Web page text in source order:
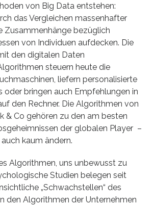
von Big Data entstehen:
das Vergleichen massenhafter
Zusammenhänge bezüglich
von Individuen aufdecken. Die
den digitalen Daten
steuern heute die
liefern personalisierte
oder bringen auch Empfehlungen in
den Rechner. Die Algorithmen von
& Co gehören zu den am besten
der globalen Player –
kaum ändern.
Algorithmen, uns unbewusst zu
Studien belegen seit
„Schwachstellen“ des
den Algorithmen der Unternehmen